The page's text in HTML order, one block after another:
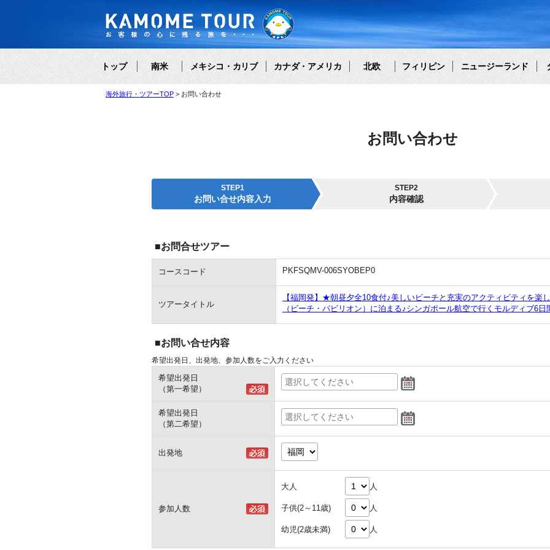
トップ 南米 メキシコ・カリブ カナダ・アメリカ 北欧 フィリピン ニュージーランド
海外旅行・ツアーTOP お問い合わせ
お問い合わせ
STEP1
お問い合せ内容入力
STEP2
内容確認
■お問合せツアー
コースコード PKFSQMV-006SYOBEP0
ツアータイトル
【福岡発】★朝昼夕全10食付♪美しいビーチと充実のアクティビティを楽
（ビーチ・パビリオン）に泊まる♪シンガポール航空で行くモルディブ6日
■お問い合せ内容
希望出発日、出発地、参加人数をご入力ください
希望出発日
（第一希望）
希望出発日
（第二希望）
出発地
参加人数
大人 人
子供(2～11歳) 人
幼児(2歳未満) 人